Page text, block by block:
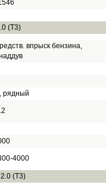
(T3)
впрыск бензина,
рядный
4000
(T3)